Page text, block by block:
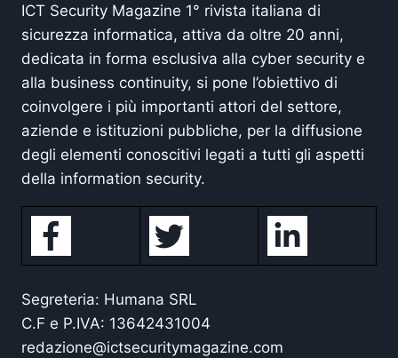
ICT Security Magazine 1° rivista italiana di
sicurezza informatica, attiva da oltre 20 anni,
dedicata in forma esclusiva alla cyber security e
alla business continuity, si pone l’obiettivo di
coinvolgere i più importanti attori del settore,
aziende e istituzioni pubbliche, per la diffusione
degli elementi conoscitivi legati a tutti gli aspetti
della information security.
Segreteria: Humana SRL
C.F e P.IVA: 13642431004
redazione@ictsecuritymagazine.com